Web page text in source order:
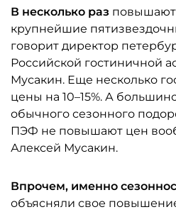
В несколько раз
крупнейшие
говорит директор
Российской гостиничной
Мусакин. Еще несколько
цены на 10–15%. А
обычного сезонного
ПЭФ не повышают цен
Алексей Мусакин.
Впрочем, именно
объясняли свое